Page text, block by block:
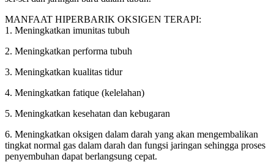
MANFAAT HIPERBARIK OKSIGEN TERAPI:
1. Meningkatkan imunitas tubuh
2. Meningkatkan performa tubuh
3. Meningkatkan kualitas tidur
4. Meningkatkan fatique (kelelahan)
5. Meningkatkan kesehatan dan kebugaran
6. Meningkatkan oksigen dalam darah yang akan mengembalikan
tingkat normal gas dalam darah dan fungsi jaringan sehingga proses
penyembuhan dapat berlangsung cepat.